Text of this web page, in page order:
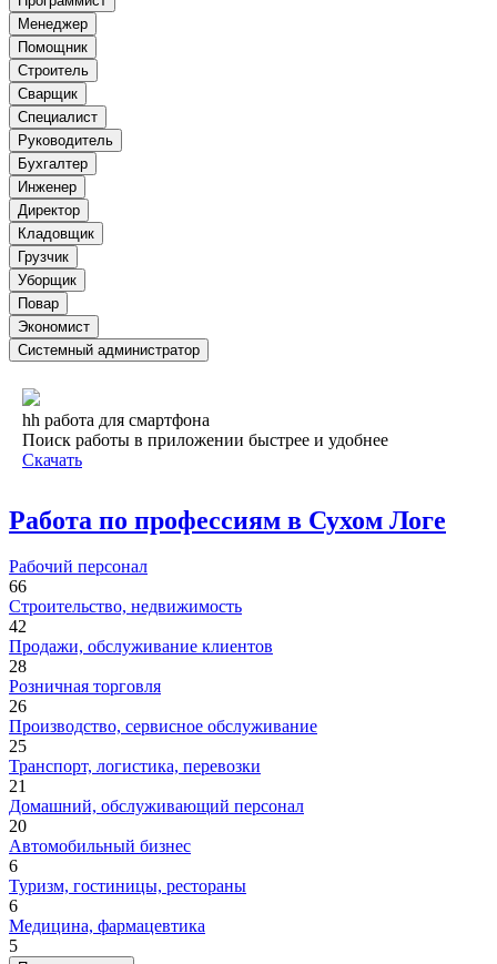
Менеджер
Помощник
Строитель
Сварщик
Специалист
Руководитель
Бухгалтер
Инженер
Директор
Кладовщик
Грузчик
Уборщик
Повар
Экономист
Системный администратор
hh работа для смартфона
Поиск работы в приложении быстрее и удобнее
Скачать
Работа по профессиям в Сухом Логе
Рабочий персонал
66
Строительство, недвижимость
42
Продажи, обслуживание клиентов
28
Розничная торговля
26
Производство, сервисное обслуживание
25
Транспорт, логистика, перевозки
21
Домашний, обслуживающий персонал
20
Автомобильный бизнес
6
Туризм, гостиницы, рестораны
6
Медицина, фармацевтика
5